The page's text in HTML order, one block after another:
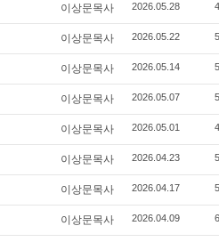
이상문목사 2026.05.28
이상문목사 2026.05.22
이상문목사 2026.05.14
이상문목사 2026.05.07
이상문목사 2026.05.01
이상문목사 2026.04.23
이상문목사 2026.04.17
이상문목사 2026.04.09